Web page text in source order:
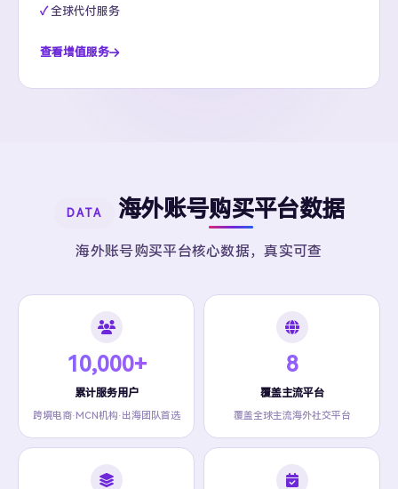
全球代付服务
查看增值服务
DATA 海外账号购买平台数据
海外账号购买平台核心数据，真实可查
10,000+
累计服务用户
跨境电商·MCN机构·出海团队首选
8
覆盖主流平台
覆盖全球主流海外社交平台